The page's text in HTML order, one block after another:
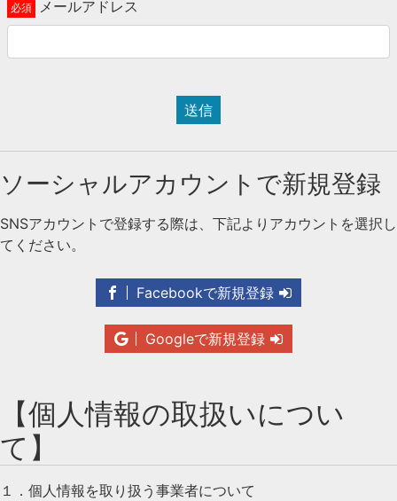
メールアドレス
送信
ソーシャルアカウントで新規登録
SNSアカウントで登録する際は、下記よりアカウントを選択し
てください。
Facebookで新規登録
Googleで新規登録
【個人情報の取扱いについ
て】
１．個人情報を取り扱う事業者について